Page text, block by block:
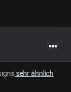
sehr ähnlich